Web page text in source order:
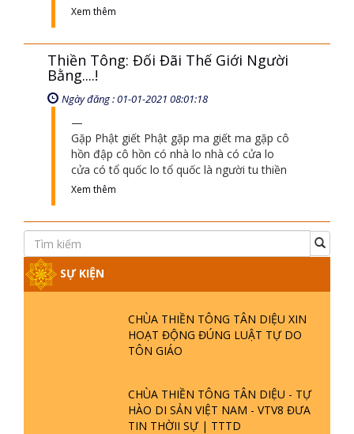
Xem thêm
Thiền Tông: Đối Đãi Thế Giới Người
Bằng....!
Ngày đăng : 01-01-2021 08:01:18
Gặp Phật giết Phật gặp ma giết ma gặp cô
hồn đập cô hồn có nhà lo nhà có cửa lo
cửa có tổ quốc lo tổ quốc là người tu thiền
Xem thêm
SỰ KIỆN
CHÙA THIỀN TÔNG TÂN DIỆU XIN
HOẠT ĐỘNG ĐÚNG LUẬT TỰ DO
TÔN GIÁO
CHÙA THIỀN TÔNG TÂN DIỆU - TỰ
HÀO DI SẢN VIỆT NAM - VTV8 ĐƯA
TIN THỜII SỰ | TTTD